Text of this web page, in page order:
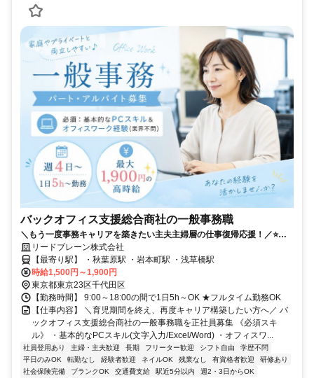
バックオフィス支援総合商社の一般事務職
＼もう一度事務キャリアを築きたい主夫主婦層の仕事復帰応援！／⭐週4
日〜1日5h〜勤務⭐最大1,900円の高時給⭐正社員登用あり
リードブレーン株式会社
【最寄り駅】 ・秋葉原駅 ・岩本町駅 ・浅草橋駅
時給1,500円～1,900円
東京都東京23区千代田区
【勤務時間】 9:00～18:00の間で1日5h～OK ★フルタイム勤務OK
【仕事内容】 ＼育児期間を終え、再度キャリア構築したい方へ／ バ
ックオフィス支援総合商社の一般事務職を正社員募集 《必須スキ
ル》 ・基本的なPCスキル(文字入力/Excel/Word) ・オフィスワ...
社員登用あり 主婦・主夫歓迎 長期 フリーター歓迎 シフト自由
学歴不問
平日のみOK
転勤なし 経験者歓迎 ネイルOK 残業なし 有資格者歓迎
研修あり
社会保険完備
ブランクOK 交通費支給 駅近5分以内
週2・3日からOK